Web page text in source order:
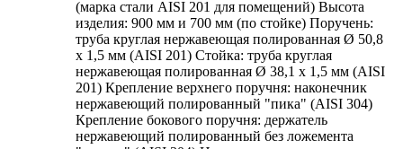
(марка стали AISI 201 для помещений) Высота
изделия: 900 мм и 700 мм (по стойке) Поручень:
труба круглая нержавеющая полированная Ø 50,8
х 1,5 мм (AISI 201) Стойка: труба круглая
нержавеющая полированная Ø 38,1 х 1,5 мм (AISI
201) Крепление верхнего поручня: наконечник
нержавеющий полированный "пика" (AISI 304)
Крепление бокового поручня: держатель
нержавеющий полированный без ложемента